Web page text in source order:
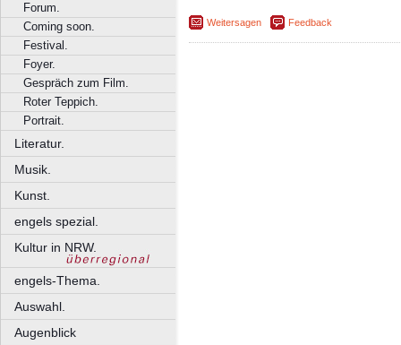
Forum.
Coming soon.
Festival.
Foyer.
Gespräch zum Film.
Roter Teppich.
Portrait.
Literatur.
Musik.
Kunst.
engels spezial.
Kultur in NRW.
engels-Thema.
Auswahl.
Augenblick
Weitersagen Feedback